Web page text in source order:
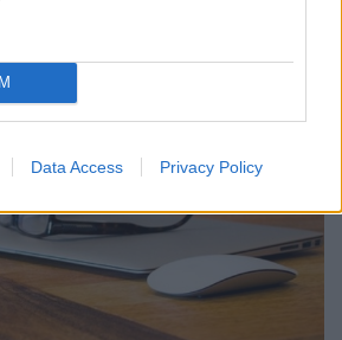
Data Access Privacy Policy